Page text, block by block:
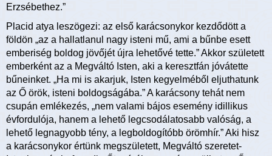
Erzsébethez.”
Placid atya leszögezi: az első karácsonykor kezdődött a
földön „az a hallatlanul nagy isteni mű, ami a bűnbe esett
emberiség boldog jövőjét újra lehetővé tette.” Akkor született
emberként az a Megváltó Isten, aki a keresztfán jóvátette
bűneinket. „Ha mi is akarjuk, Isten kegyelméből eljuthatunk
az Ő örök, isteni boldogságába.” A karácsony tehát nem
csupán emlékezés, „nem valami bájos esemény idillikus
évfordulója, hanem a lehető legcsodálatosabb valóság, a
lehető legnagyobb tény, a legboldogítóbb örömhír.” Aki hisz
a karácsonykor értünk megszületett, Megváltó szeretet-